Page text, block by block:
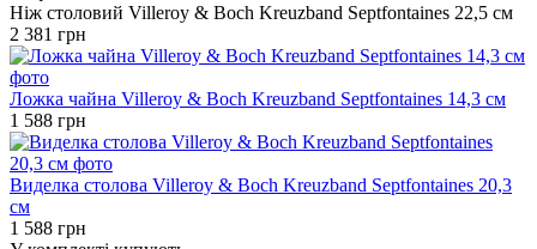
Ніж столовий Villeroy & Boch Kreuzband Septfontaines 22,5 см
2 381 грн
Ложка чайна Villeroy & Boch Kreuzband Septfontaines 14,3 см
1 588 грн
Виделка столова Villeroy & Boch Kreuzband Septfontaines 20,3
см
1 588 грн